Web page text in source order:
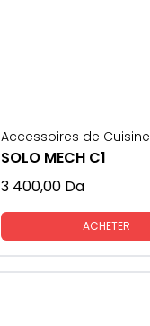
Accessoires de Cuisine
SOLO MECH C1
3 400,00 Da
ACHETER